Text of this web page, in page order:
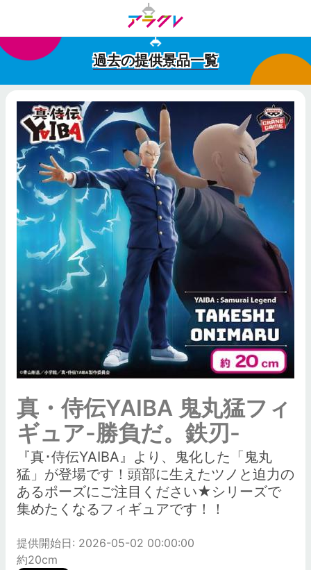
過去の提供景品一覧
真・侍伝YAIBA 鬼丸猛フィ
ギュア-勝負だ。鉄刃-
『真･侍伝YAIBA』より、鬼化した「鬼丸
猛」が登場です！頭部に生えたツノと迫力の
あるポーズにご注目ください★シリーズで
集めたくなるフィギュアです！！
提供開始日: 2026-05-02 00:00:00
約20cm